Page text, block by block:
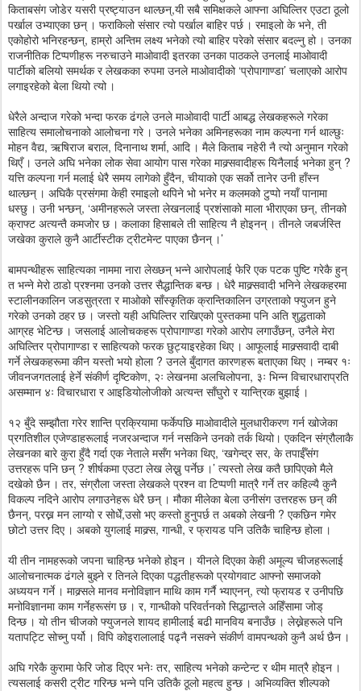
किताबसंग जोडेर यसरी प्रष्ट्याउन थाल्छन्,यी सबै समिक्षकले आफ्ना अघिल्तिर एउटा ठूलो
पर्खाल उभ्याएका छन् । फराकिलो संसार त्यो पर्खाल बाहिर पर्छ । रमाइलो के भने, ती
एकोहोरो भनिरहन्छन्, हाम्रो अन्तिम लक्ष्य भनेको त्यो बाहिर परेको संसार बदल्नु हो । उनका
राजनीतिक टिप्पणीहरू नरुचाउने माओवादी इतरका उनका पाठकले उनलाई माओवादी
पार्टीको बलियो समर्थक र लेखकका रुपमा उनले माओवादीको ‘प्रोपागाण्डा’ चलाएको आरोप
लगाइरहेको बेला थियो त्यो ।
धेरैले अन्दाज गरेको भन्दा फरक ढंगले उनले माओवादी पार्टी आबद्ध लेखकहरूले गरेका
साहित्य समालोचनाको आलोचना गरे । उनले भनेका अमिनहरूका नाम कल्पना गर्न थाल्छुः
मोहन वैद्य, ऋषिराज बराल, दिनानाथ शर्मा, आदि । मैले किताब नहेरी नै त्यो अनुमान गरेको
थिएँ । उनले अघि भनेका लोक सेवा आयोग पास गरेका माक्र्सवादीहरू यिनैलाई भनेका हुन् ?
यत्ति कल्पना गर्न मलाई धेरै समय लागेको हुँदैन, चीयाको एक सर्को तानेर उनी हाँस्न
थाल्छन् । अघिकै प्रसंगमा केही रमाइलो थपिने भो भनेर म कलमको टुप्पो नयाँ पानामा
धस्छु । उनी भन्छन्, ‘अमीनहरूले जस्ता लेखनलाई प्रशंसाको माला भीराएका छन्, तीनको
क्राफ्ट अत्यन्तै कमजोर छ । कलाका हिसाबले ती साहित्य नै होइनन् । तीनले जबर्जस्ति
जखेका कुराले कुनै आर्टीस्टीक ट्रीटमेन्ट पाएका छैनन् ।’
बामपन्थीहरू साहित्यका नाममा नारा लेख्छन् भन्ने आरोपलाई फेरि एक पटक पुष्टि गरेकै हुन्
त भन्ने मेरो ठाडो प्रश्नमा उनको उत्तर सैद्धान्तिक बन्छ । धेरै माक्र्सवादी भनिने लेखकहरमा
स्टालीनकालिन जडसुत्रता र माओको साँस्कृतिक क्रान्तिकालिन उग्रताको फ्युजन हुने
गरेको उनको ठहर छ । जस्तो यही अघिल्तिर राखिएको पुस्तकमा पनि अति शुद्धताको
आग्रह भेटिन्छ । जसलाई आलोचकहरू प्रोपागाण्डा गरेको आरोप लगाउँछन्, उनैले मेरा
अघिल्तिर प्रोपागाण्डा र साहित्यको फरक छुट्याइरहेका थिए । आफूलाई माक्र्सवादी दाबी
गर्ने लेखकहरूमा कीन यस्तो भयो होला ? उनले बुँदागत कारणहरू बताएका थिए । नम्बर १ः
जीवनजगतलाई हेर्ने संकीर्ण दृष्टिकोण, २ः लेखनमा अलचिलोपना, ३ः भिन्न विचारधाराप्रति
असम्मान ४ः विचारधारा र आइडियोलोजीको अत्यन्त साँघुरो र यान्त्रिक बुझाई ।
१२ बुँदे सम्झौता गरेर शान्ति प्रक्रियामा फर्केपछि माओवादीले मुलधारीकरण गर्न खोजेका
प्रगतिशील एजेण्डाहरूलाई नजरअन्दाज गर्न नसकिने उनको तर्क थियो। एकदिन संग्रौलाकै
लेखनका बारे कुरा हुँदै गर्दा एक नेताले मसँग भनेका थिए, ‘खगेन्द्र सर, के तपाईँसंग
उत्तरहरू पनि छन् ? शीर्षकमा एउटा लेख लेख्नु पर्नेछ ।’ त्यस्तो लेख कतै छापिएको मैले
दखेको छैन । तर, संग्रौला जस्ता लेखकले प्रश्न वा टिप्पणी मात्रै गर्ने तर कहिल्यै कुनै
विकल्प नदिने आरोप लगाउनेहरू धेरै छन् । मौका मीलेका बेला उनीसंग उत्तरहरू छन् की
छैनन्, परख्न मन लाग्यो र सोधेँ,उसो भए कस्तो हुनुपर्छ त अबको लेखनी ? एकछिन गमेर
छोटो उत्तर दिए । अबको युगलाई माक्र्स, गान्धी, र फ्रायड पनि उतिकै चाहिन्छ होला ।
यी तीन नामहरूको जपना चाहिन्छ भनेको होइन । यीनले दिएका केही अमूल्य चीजहरूलाई
आलोचनात्मक ढंगले बुझ्ने र तिनले दिएका पद्धतीहरूको प्रयोगवाट आफ्नो समाजको
अध्ययन गर्ने । माक्र्सले मानव मनोविज्ञान माथि काम गर्नै भ्याएनन्, त्यो फ्रायड र उनीपछि
मनोविज्ञानमा काम गर्नेहरूसंग छ । र, गान्धीको परिवर्तनको सिद्धान्तले अहिँसामा जोड्
दिन्छ । यो तीन चीजको फ्युजनले शायद हामीलाई बढी मानविय बनाउँछ । लेख्नेहरूले पनि
यतापट्टि सोच्नु पर्यो । विपि कोइरालालाई पढ्नै नसक्ने संकीर्ण वामपन्थको कुनै अर्थ छैन ।
अघि गरेकै कुरामा फेरि जोड दिएर भनेः तर, साहित्य भनेको कन्टेन्ट र थीम मात्रै होइन ।
त्यसलाई कसरी ट्रीट गरिन्छ भन्ने पनि उतिकै ठूलो महत्व हुन्छ । अभिव्यक्ति शील्पको